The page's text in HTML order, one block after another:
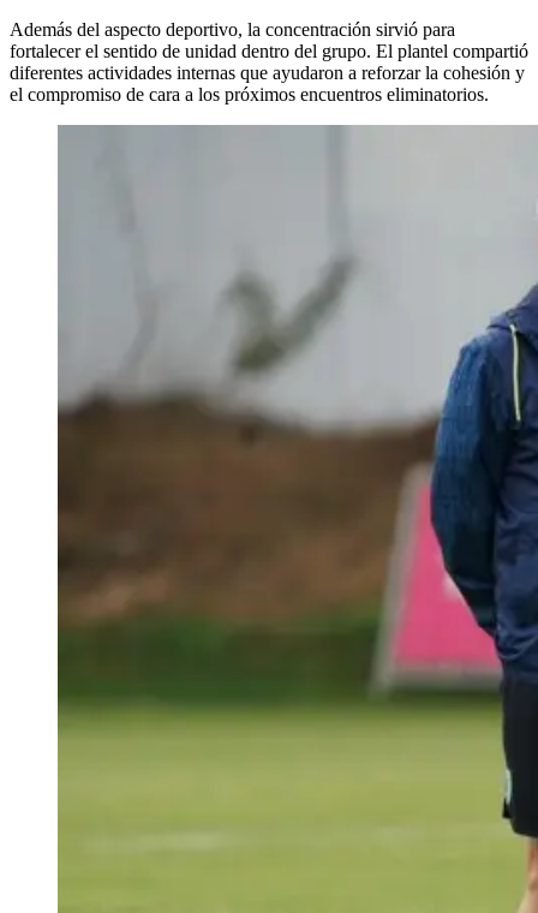
Además del aspecto deportivo, la concentración sirvió para
fortalecer el sentido de unidad dentro del grupo. El plantel compartió
diferentes actividades internas que ayudaron a reforzar la cohesión y
el compromiso de cara a los próximos encuentros eliminatorios.